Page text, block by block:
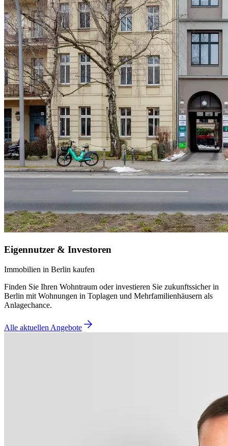
Eigennutzer & Investoren
Immobilien in Berlin kaufen
Finden Sie Ihren Wohntraum oder investieren Sie zukunftssicher in
Berlin mit Wohnungen in Toplagen und Mehrfamilienhäusern als
Anlagechance.
Alle aktuellen Angebote